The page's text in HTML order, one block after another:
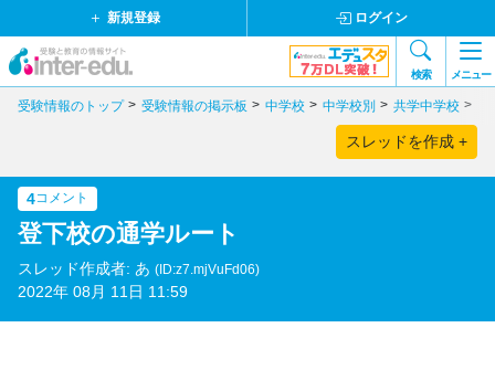
新規登録 ログイン
検索 メニュー
受験情報のトップ 受験情報の掲示板 中学校 中学校別 共学中学校
スレッドを作成 +
4コメント
登下校の通学ルート
スレッド作成者: あ (ID:z7.mjVuFd06)
2022年 08月 11日 11:59